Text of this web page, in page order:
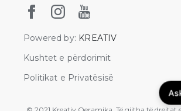
Powered by: KREATIV
Kushtet e përdorimit
Politikat e Privatësisë